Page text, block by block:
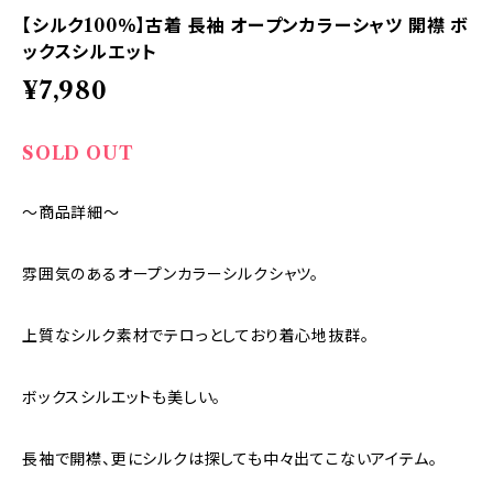
【シルク100％】古着 長袖 オープンカラーシャツ 開襟 ボ
ックスシルエット
¥7,980
SOLD OUT
～商品詳細～
雰囲気のあるオープンカラーシルクシャツ。
上質なシルク素材でテロっとしており着心地抜群。
ボックスシルエットも美しい。
長袖で開襟、更にシルクは探しても中々出てこないアイテム。